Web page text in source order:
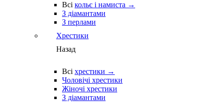
Всі кольє і намиста →
З діамантами
З перлами
Хрестики
Назад
Всі хрестики →
Чоловічі хрестики
Жіночі хрестики
З діамантами